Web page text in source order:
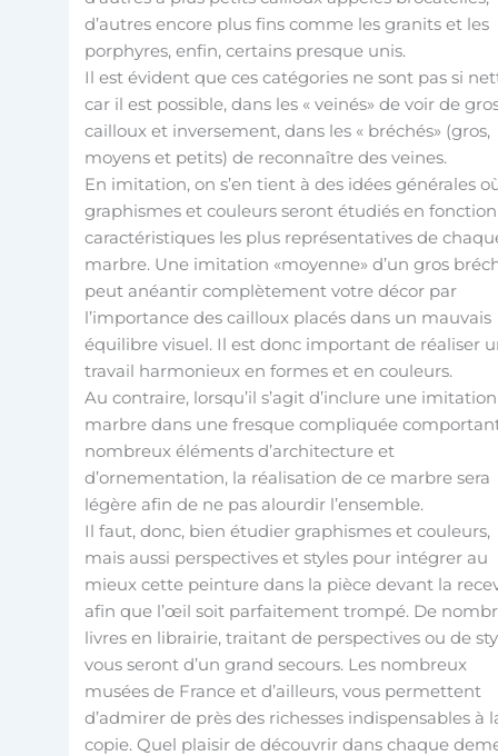
d’autres encore plus fins comme les granits et les
porphyres, enfin, certains presque unis.
Il est évident que ces catégories ne sont pas si
car il est possible, dans les « veinés» de voir de
cailloux et inversement, dans les « bréchés» (gros,
moyens et petits) de reconnaître des veines.
En imitation, on s’en tient à des idées générales
graphismes et couleurs seront étudiés en
caractéristiques les plus représentatives de
marbre. Une imitation «moyenne» d’un gros
peut anéantir complètement votre décor par
l’importance des cailloux placés dans un mauvais
équilibre visuel. Il est donc important de réaliser
travail harmonieux en formes et en couleurs.
Au contraire, lorsqu’il s’agit d’inclure une
marbre dans une fresque compliquée
nombreux éléments d’architecture et
d’ornementation, la réalisation de ce marbre sera
légère afin de ne pas alourdir l’ensemble.
Il faut, donc, bien étudier graphismes et couleurs,
mais aussi perspectives et styles pour intégrer au
mieux cette peinture dans la pièce devant la
afin que l’œil soit parfaitement trompé. De
livres en librairie, traitant de perspectives ou de
vous seront d’un grand secours. Les nombreux
musées de France et d’ailleurs, vous permettent
d’admirer de près des richesses indispensables à
copie. Quel plaisir de découvrir dans chaque